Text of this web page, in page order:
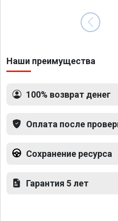
Наши преимущества
100% возврат денег
Оплата после
Сохранение ресурса
Гарантия 5 лет